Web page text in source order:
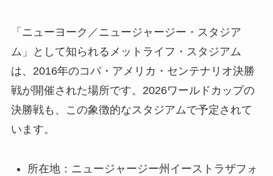
「ニューヨーク／ニュージャージー・スタジア
ム」として知られるメットライフ・スタジアム
は、2016年のコパ・アメリカ・センテナリオ決勝
戦が開催された場所です。2026ワールドカップの
決勝戦も、この象徴的なスタジアムで予定されて
います。
所在地：ニュージャージー州イーストラザフォ